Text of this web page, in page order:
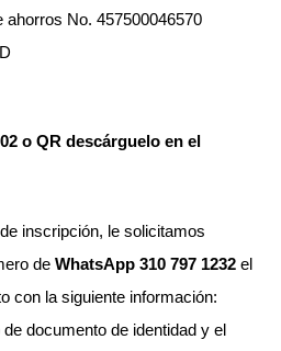
ahorros No. 457500046570
o QR descárguelo en el
inscripción, le solicitamos
de WhatsApp 310 797 1232 el
con la siguiente información:
documento de identidad y el